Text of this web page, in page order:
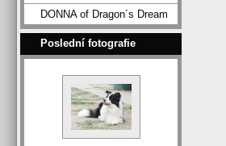
DONNA of Dragon´s Dream
Poslední fotografie